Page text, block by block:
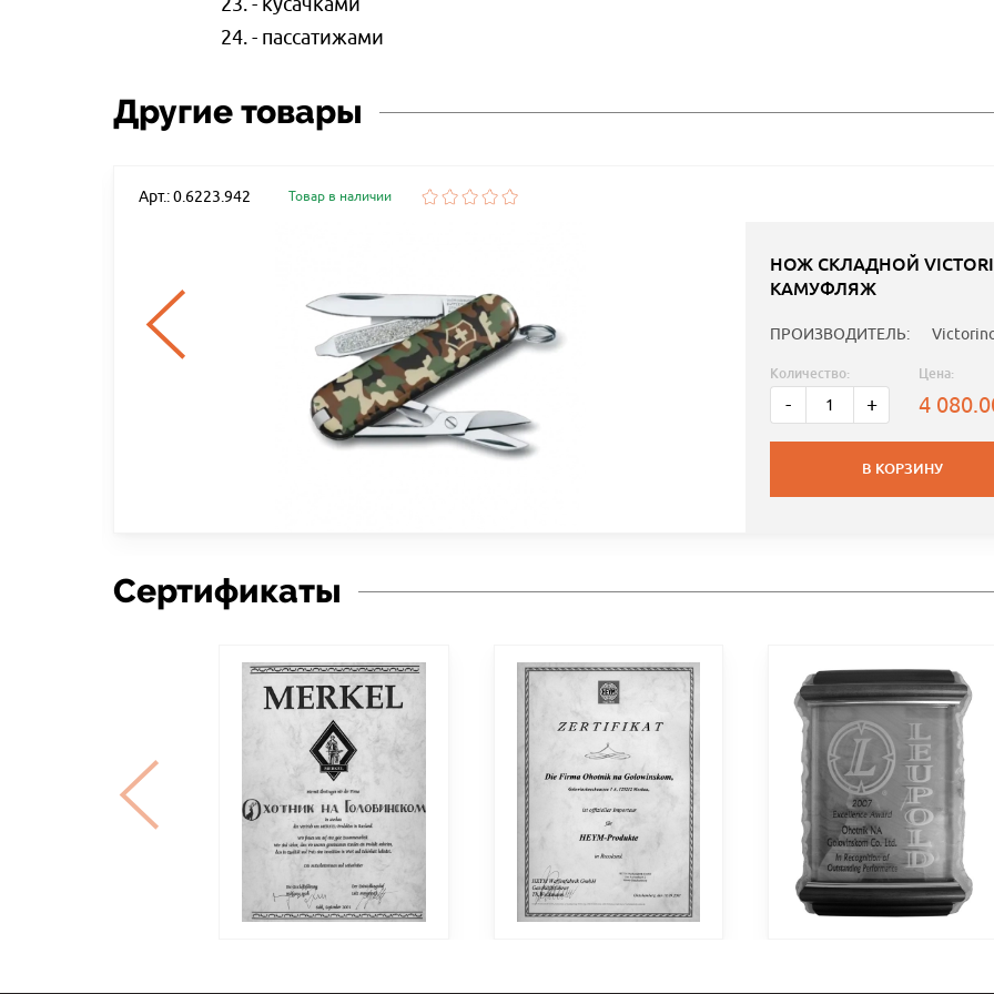
24. - пасcатижами
Другие товары
Арт.: 0.6223.942 Товар в наличии
НОЖ СКЛАДНОЙ
КАМУФЛЯЖ
ПРОИЗВОДИТЕЛЬ:
Количество:
- +
Цена:
4
В КОРЗИНУ
Сертификаты